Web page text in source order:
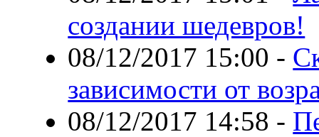
создании шедевров!
08/12/2017 15:00 -
зависимости от
08/12/2017 14:58 -